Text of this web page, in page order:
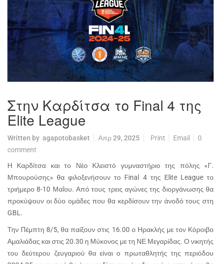
Στην Καρδίτσα το Final 4 της
Elite League
Written by agapotobasket Απρ 29, 2025 Print Email
0
comment
Η Καρδίτσα και το Νέο Κλειστό γυμναστήριο της πόλης «Γ.
Μπουρούσης» θα φιλοξενήσουν το Final 4 της Elite League το
τριήμερο 8-10 Μαΐου. Από τους τρεις αγώνες της διοργάνωσης θα
προκύψουν οι δύο ομάδες που θα κερδίσουν την άνοδό τους στη
GBL.
Την Πέμπτη 8/5, θα παίξουν στις 16.00 ο Ηρακλής με τον Κόροιβο
Αμαλιάδας και στις 20.30 η Μύκονος με τη ΝΕ Μεγαρίδας. Ο νικητής
του δεύτερου ζευγαριού θα είναι ο πρωταθλητής της περιόδου